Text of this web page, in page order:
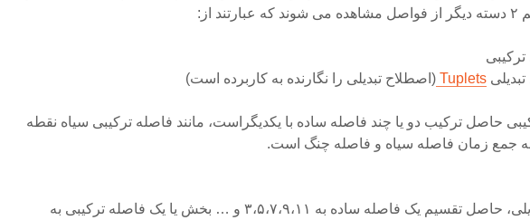
از:
Tuplets (اصطلاح تبدیلی را نگارنده به کاربرده است)
حاصل ترکیب دو یا چند فاصله ساده با یکدیگراست، مانند فاصله ترکیبی سیاه نقطه
جمع زمان فاصله سیاه و فاصله چنگ است.
فاصله تبدیلی، حاصل تقسیم یک فاصله ساده به ۳،۵،۷،۹،۱۱ و … بخش یا یک فاصله ترکیبی به